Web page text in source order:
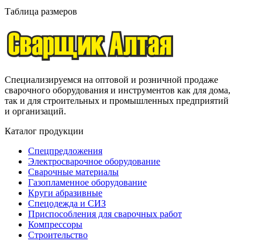
Таблица размеров
Специализируемся на оптовой и розничной продаже
сварочного оборудования и инструментов как для дома,
так и для строительных и промышленных предприятий
и организаций.
Каталог продукции
Спецпредложения
Электросварочное оборудование
Сварочные материалы
Газопламенное оборудование
Круги абразивные
Спецодежда и СИЗ
Приспособления для сварочных работ
Компрессоры
Строительство